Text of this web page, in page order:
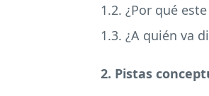
1.2. ¿Por qué
1.3. ¿A quién va
2. Pistas